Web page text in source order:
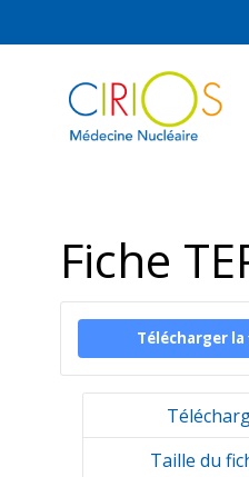
Fiche
Télécharger
Taille du